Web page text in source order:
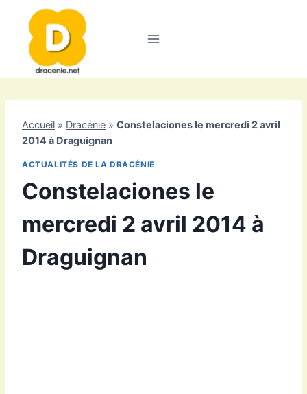
contenu
Accueil » Dracénie » Constelaciones le mercredi 2 avril
2014 à Draguignan
ACTUALITÉS DE LA DRACÉNIE
Constelaciones le
mercredi 2 avril 2014 à
Draguignan